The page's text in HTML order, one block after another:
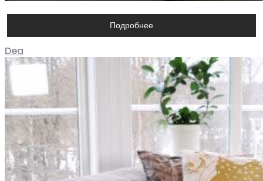
Подробнее
Dea